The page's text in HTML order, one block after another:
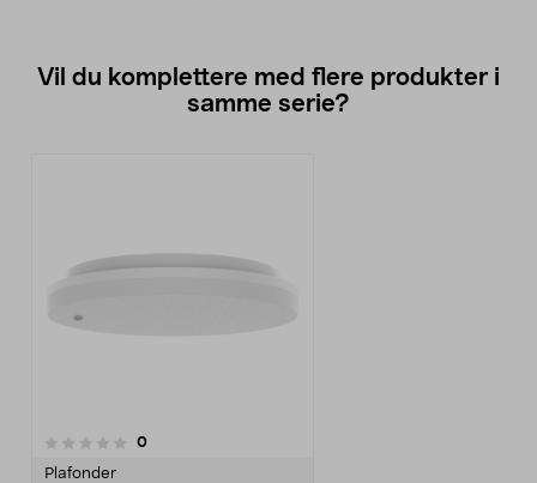
Vil du komplettere med flere produkter i
samme serie?
0anmeldelser
Plafonder